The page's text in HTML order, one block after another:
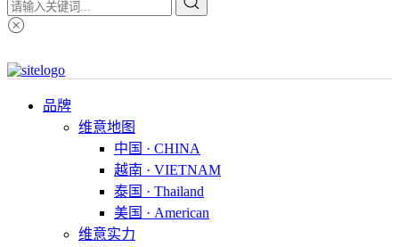
品牌
维意地图
中国 · CHINA
越南 · VIETNAM
泰国 · Thailand
美国 · American
维意实力